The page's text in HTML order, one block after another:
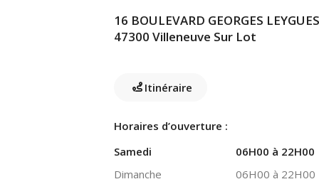
16 BOULEVARD GEORGES
47300 Villeneuve Sur Lot
Itinéraire
Horaires d’ouverture :
Samedi
06H00 à 22H00
Dimanche
06H00 à 22H00